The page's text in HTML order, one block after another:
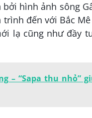
hình ảnh sông
đến với Bắc
lạ cũng như đầy
– “Sapa thu nhỏ”